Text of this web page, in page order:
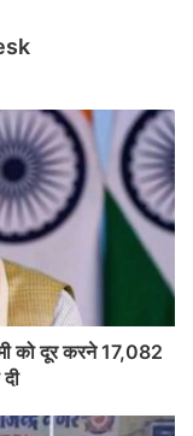
को दूर करने 17,082